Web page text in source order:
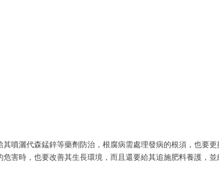
噴灑代森錳鋅等藥劑防治，根腐病需處理發病的根須，也要更
害時，也要改善其生長環境，而且還要給其追施肥料養護，並